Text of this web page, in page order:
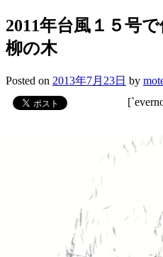
2011年台風１５号
柳の木
Posted on 2013年7月23日 by